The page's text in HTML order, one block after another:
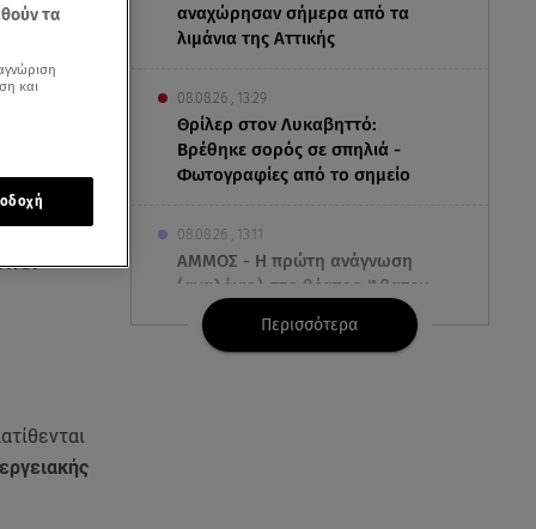
αναχώρησαν σήμερα από τα
λιμάνια της Αττικής
08.08.26 , 13:29
Θρίλερ στον Λυκαβηττό:
Βρέθηκε σορός σε σπηλιά -
Φωτογραφίες από το σημείο
08.08.26 , 13:11
ΑΜΜΟΣ - Η πρώτη ανάγνωση
(αναλόγιο) στο θέατρο Άβατον
08.08.26 , 13:07
Περισσότερα
τα
και